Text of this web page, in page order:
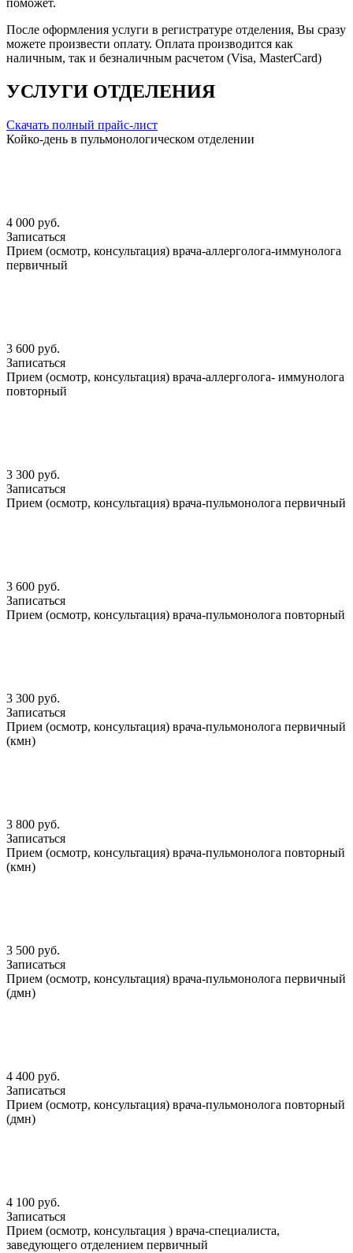
поможет.
После оформления услуги в регистратуре отделения, Вы сразу
можете произвести оплату. Оплата производится как
наличным, так и безналичным расчетом (Visa, MasterCard)
УСЛУГИ ОТДЕЛЕНИЯ
Скачать полный прайс-лист
Койко-день в пульмонологическом отделении
4 000 руб.
Записаться
Прием (осмотр, консультация) врача-аллерголога-иммунолога
первичный
3 600 руб.
Записаться
Прием (осмотр, консультация) врача-аллерголога- иммунолога
повторный
3 300 руб.
Записаться
Прием (осмотр, консультация) врача-пульмонолога первичный
3 600 руб.
Записаться
Прием (осмотр, консультация) врача-пульмонолога повторный
3 300 руб.
Записаться
Прием (осмотр, консультация) врача-пульмонолога первичный
(кмн)
3 800 руб.
Записаться
Прием (осмотр, консультация) врача-пульмонолога повторный
(кмн)
3 500 руб.
Записаться
Прием (осмотр, консультация) врача-пульмонолога первичный
(дмн)
4 400 руб.
Записаться
Прием (осмотр, консультация) врача-пульмонолога повторный
(дмн)
4 100 руб.
Записаться
Прием (осмотр, консультация ) врача-специалиста,
заведующего отделением первичный